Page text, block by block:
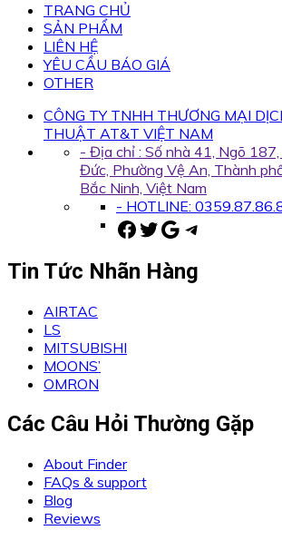
TRANG CHỦ
SẢN PHẨM
LIÊN HỆ
YÊU CẦU BÁO GIÁ
OTHER
CÔNG TY TNHH THƯƠNG MẠI
THUẬT AT&T VIỆT NAM
- Địa chỉ : Số nhà 41, Ngõ
Đức, Phường Vệ An, Thành
Bắc Ninh, Việt Nam
- HOTLINE:
Facebook
Twitter
Google
Telegram
Tin Tức Nhãn Hàng
AIRTAC
LS
MITSUBISHI
MOONS’
OMRON
Các Câu Hỏi Thường Gặp
About Finder
FAQs & support
Blog
Reviews